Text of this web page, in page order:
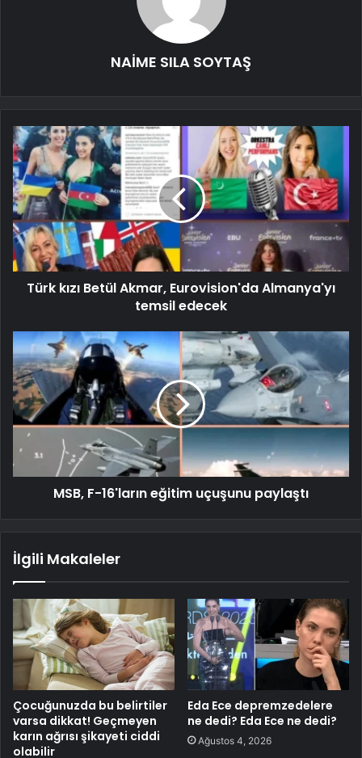
NAİME SILA SOYTAŞ
Türk kızı Betül Akmar, Eurovision'da Almanya'yı
temsil edecek
MSB, F-16'ların eğitim uçuşunu paylaştı
İlgili Makaleler
Çocuğunuzda bu belirtiler
varsa dikkat! Geçmeyen
karın ağrısı şikayeti ciddi
olabilir
Eda Ece depremzedelere
ne dedi? Eda Ece ne dedi?
Ağustos 4, 2026